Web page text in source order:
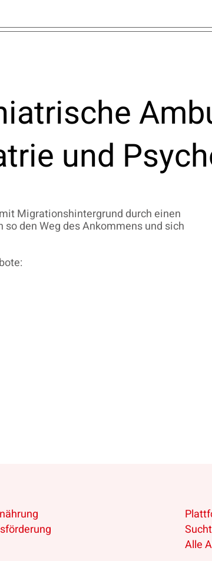
und
Migrationshintergrund durch einen
den Weg des Ankommens und sich
Alle